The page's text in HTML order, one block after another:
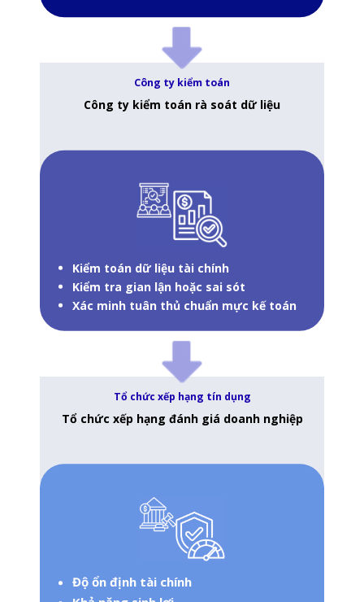
Công ty kiểm toán
Công ty kiểm toán rà soát dữ liệu
Kiểm toán dữ liệu tài chính
Kiểm tra gian lận hoặc sai sót
Xác minh tuân thủ chuẩn mực kế toán
Tổ chức xếp hạng tín dụng
Tổ chức xếp hạng đánh giá doanh nghiệp
Độ ổn định tài chính